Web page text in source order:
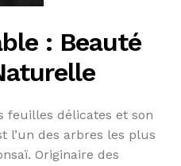
: Beauté
feuilles délicates et son
l’un des arbres les plus
Originaire des